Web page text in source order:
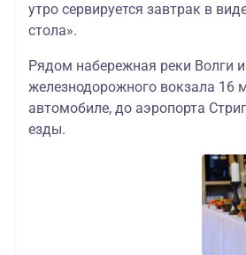
утро сервируется завтрак в
стола».
Рядом набережная реки Волги
железнодорожного вокзала 16
автомобиле, до аэропорта
езды.